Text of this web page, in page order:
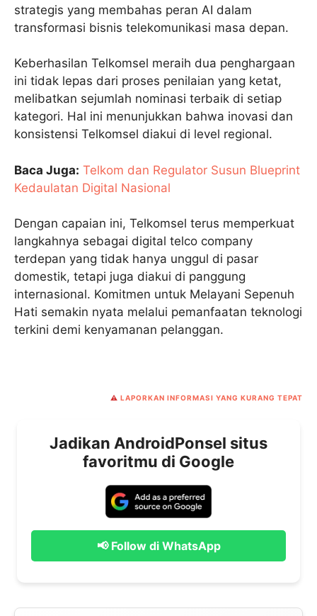
strategis yang membahas peran AI dalam
transformasi bisnis telekomunikasi masa depan.
Keberhasilan Telkomsel meraih dua penghargaan
ini tidak lepas dari proses penilaian yang ketat,
melibatkan sejumlah nominasi terbaik di setiap
kategori. Hal ini menunjukkan bahwa inovasi dan
konsistensi Telkomsel diakui di level regional.
Baca Juga: Telkom dan Regulator Susun Blueprint
Kedaulatan Digital Nasional
Dengan capaian ini, Telkomsel terus memperkuat
langkahnya sebagai digital telco company
terdepan yang tidak hanya unggul di pasar
domestik, tetapi juga diakui di panggung
internasional. Komitmen untuk Melayani Sepenuh
Hati semakin nyata melalui pemanfaatan teknologi
terkini demi kenyamanan pelanggan.
⚠️ LAPORKAN INFORMASI YANG KURANG TEPAT
Jadikan AndroidPonsel situs
favoritmu di Google
📢 Follow di WhatsApp